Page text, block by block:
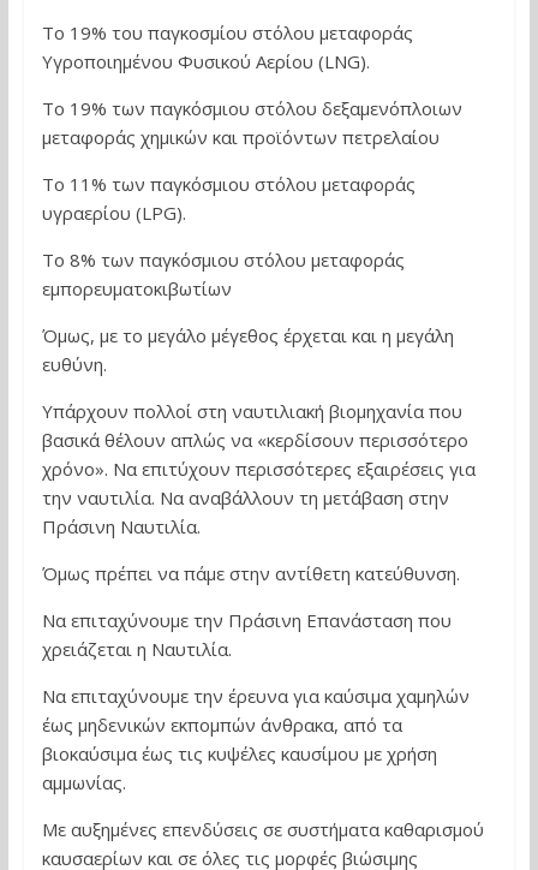
Το 19% του παγκοσμίου στόλου μεταφοράς
Υγροποιημένου Φυσικού Αερίου (LNG).
Το 19% των παγκόσμιου στόλου δεξαμενόπλοιων
μεταφοράς χημικών και προϊόντων πετρελαίου
Το 11% των παγκόσμιου στόλου μεταφοράς
υγραερίου (LPG).
Το 8% των παγκόσμιου στόλου μεταφοράς
εμπορευματοκιβωτίων
Όμως, με το μεγάλο μέγεθος έρχεται και η μεγάλη
ευθύνη.
Υπάρχουν πολλοί στη ναυτιλιακή βιομηχανία που
βασικά θέλουν απλώς να «κερδίσουν περισσότερο
χρόνο». Να επιτύχουν περισσότερες εξαιρέσεις για
την ναυτιλία. Να αναβάλλουν τη μετάβαση στην
Πράσινη Ναυτιλία.
Όμως πρέπει να πάμε στην αντίθετη κατεύθυνση.
Να επιταχύνουμε την Πράσινη Επανάσταση που
χρειάζεται η Ναυτιλία.
Να επιταχύνουμε την έρευνα για καύσιμα χαμηλών
έως μηδενικών εκπομπών άνθρακα, από τα
βιοκαύσιμα έως τις κυψέλες καυσίμου με χρήση
αμμωνίας.
Με αυξημένες επενδύσεις σε συστήματα καθαρισμού
καυσαερίων και σε όλες τις μορφές βιώσιμης